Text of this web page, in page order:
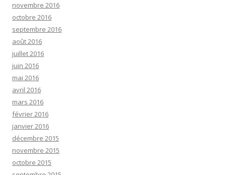
novembre 2016
octobre 2016
septembre 2016
août 2016
juillet 2016
juin 2016
mai 2016
avril 2016
mars 2016
février 2016
janvier 2016
décembre 2015
novembre 2015
octobre 2015